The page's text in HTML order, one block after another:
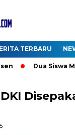
TERBARU
Dua Siswa